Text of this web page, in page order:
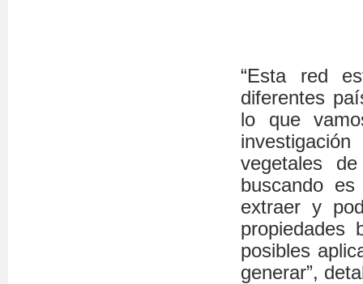
“Esta red
diferentes
lo que
vegetales
buscando
extraer y
propiedades
posibles
generar”,